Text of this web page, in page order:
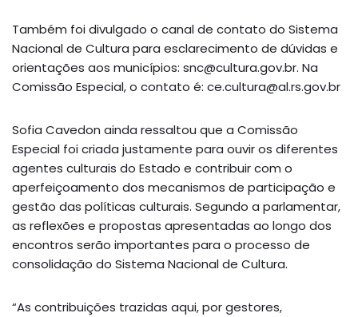
Também foi divulgado o canal de contato do Sistema
Nacional de Cultura para esclarecimento de dúvidas e
orientações aos municípios: snc@cultura.gov.br. Na
Comissão Especial, o contato é: ce.cultura@al.rs.gov.br
Sofia Cavedon ainda ressaltou que a Comissão
Especial foi criada justamente para ouvir os diferentes
agentes culturais do Estado e contribuir com o
aperfeiçoamento dos mecanismos de participação e
gestão das políticas culturais. Segundo a parlamentar,
as reflexões e propostas apresentadas ao longo dos
encontros serão importantes para o processo de
consolidação do Sistema Nacional de Cultura.
“As contribuições trazidas aqui, por gestores,